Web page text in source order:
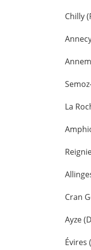
Chilly
La
Cran
Ayze
Évires